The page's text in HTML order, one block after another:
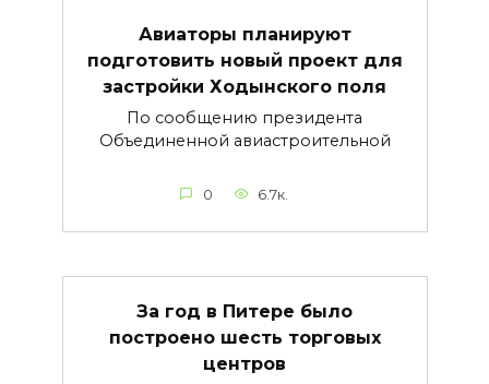
Авиаторы планируют
подготовить новый проект для
застройки Ходынского поля
По сообщению президента
Объединенной авиастроительной
0 6.7к.
За год в Питере было
построено шесть торговых
центров